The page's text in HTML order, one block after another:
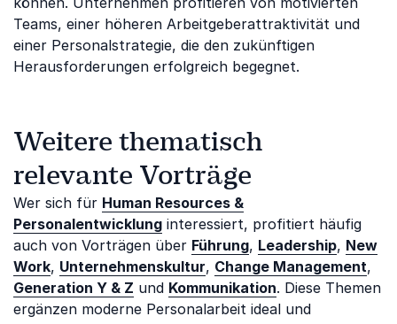
Teams, einer höheren Arbeitgeberattraktivität und
einer Personalstrategie, die den zukünftigen
Herausforderungen erfolgreich begegnet.
Weitere thematisch
relevante Vorträge
Wer sich für Human Resources &
Personalentwicklung interessiert, profitiert häufig
auch von Vorträgen über Führung, Leadership, New
Work, Unternehmenskultur, Change Management,
Generation Y & Z und Kommunikation. Diese Themen
ergänzen moderne Personalarbeit ideal und